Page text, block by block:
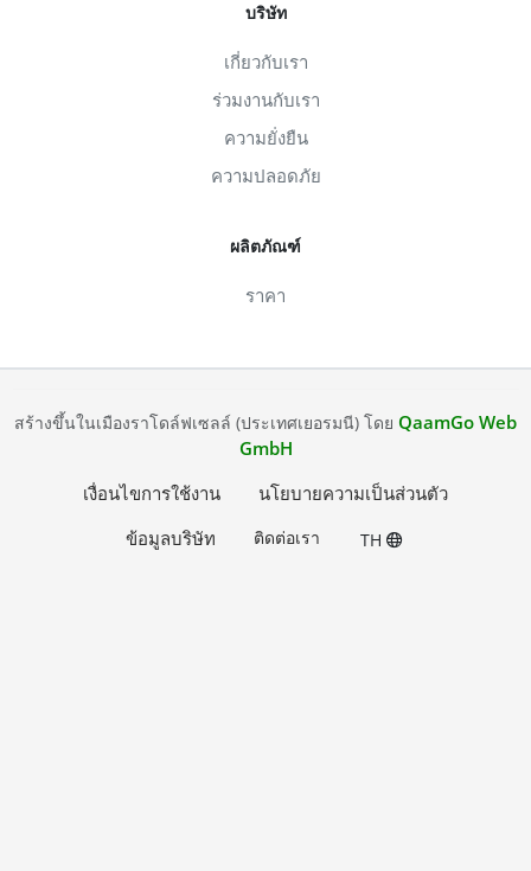
บริษัท
เกี่ยวกับเรา
ร่วมงานกับเรา
ความยั่งยืน
ความปลอดภัย
ผลิตภัณฑ์
ราคา
สร้างขึ้นในเมืองราโดล์ฟเซลล์ (ประเทศเยอรมนี) โดย QaamGo Web
GmbH
เงื่อนไขการใช้งาน
นโยบายความเป็นส่วนตัว
ข้อมูลบริษัท
ติดต่อเรา TH